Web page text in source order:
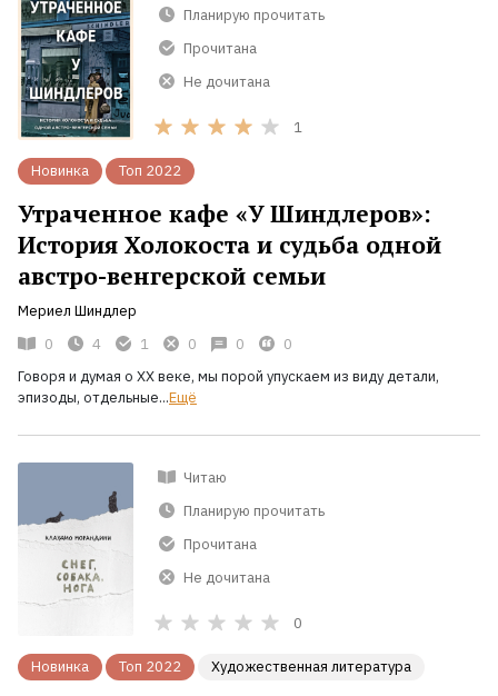
Планирую прочитать
Прочитана
Не дочитана
1
Новинка Топ 2022
Утраченное кафе «У Шиндлеров»:
История Холокоста и судьба одной
австро-венгерской семьи
Мериел Шиндлер
0
4 1 0 0
0
Говоря и думая о XX веке, мы порой упускаем из виду детали,
эпизоды, отдельные...Ещё
Читаю
Планирую прочитать
Прочитана
Не дочитана
0
Новинка Топ 2022 Художественная литература